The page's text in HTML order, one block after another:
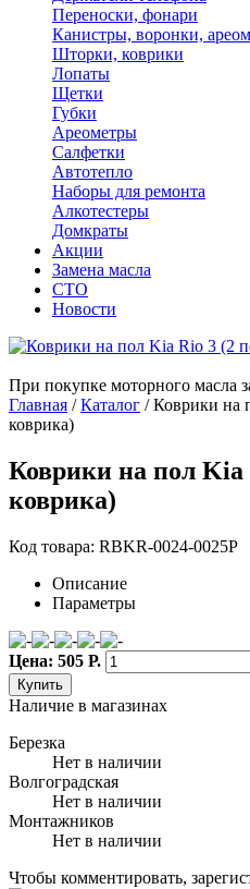
Переноски, фонари
Канистры, воронки,
Шторки, коврики
Лопаты
Щетки
Губки
Ареометры
Салфетки
Автотепло
Наборы для ремонта
Алкотестеры
Домкраты
Акции
Замена масла
СТО
Новости
При покупке моторного масла
Главная /Каталог /Коврики на
коврика)
Коврики на пол Kia
коврика)
Код товара: RBKR-0024-0025P
Описание
Параметры
Цена: 505 Р.
Купить
Наличие в магазинах
Березка
Нет в наличии
Волгоградская
Нет в наличии
Монтажников
Нет в наличии
Чтобы комментировать,